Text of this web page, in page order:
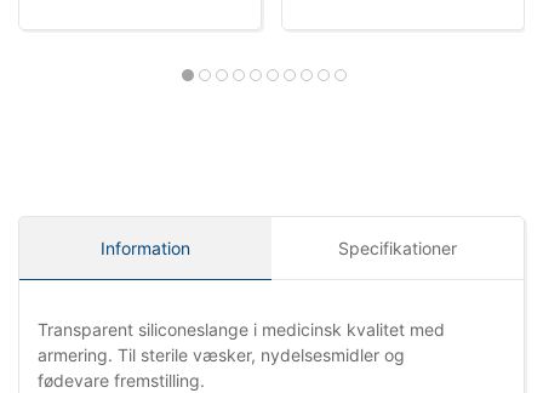
Information Specifikationer
Transparent siliconeslange i medicinsk kvalitet med
armering. Til sterile væsker, nydelsesmidler og
fødevare fremstilling.